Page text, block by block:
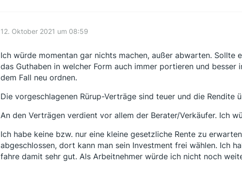
12. Oktober 2021 um 08:59
Ich würde momentan gar nichts machen, außer abwarten. Sollte
das Guthaben in welcher Form auch immer portieren und
dem Fall neu ordnen.
Die vorgeschlagenen Rürup-Verträge sind teuer und die Rendite
An den Verträgen verdient vor allem der Berater/Verkäufer. Ich
Ich habe keine bzw. nur eine kleine gesetzliche Rente zu
abgeschlossen, dort kann man sein Investment frei wählen. Ich
fahre damit sehr gut. Als Arbeitnehmer würde ich nicht noch